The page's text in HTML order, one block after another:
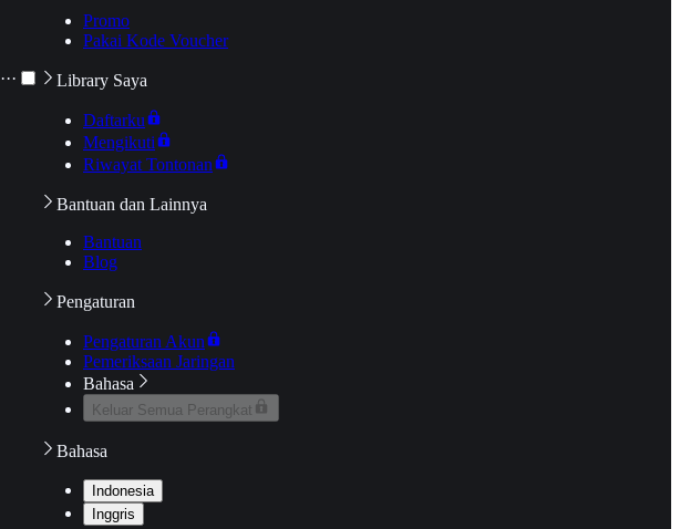
···
Promo
Pakai Kode Voucher
Library Saya
Daftarku
Mengikuti
Riwayat Tontonan
Bantuan dan Lainnya
Bantuan
Blog
Pengaturan
Pengaturan Akun
Pemeriksaan Jaringan
Bahasa
Keluar Semua Perangkat
Bahasa
Indonesia
Inggris